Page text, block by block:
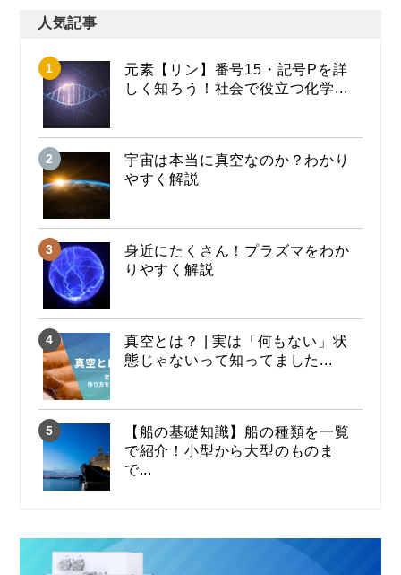
人気記事
元素【リン】番号15・記号Pを詳
しく知ろう！社会で役立つ化学...
宇宙は本当に真空なのか？わかり
やすく解説
身近にたくさん！プラズマをわか
りやすく解説
真空とは？ | 実は「何もない」状
態じゃないって知ってました...
【船の基礎知識】船の種類を一覧
で紹介！小型から大型のものま
で...